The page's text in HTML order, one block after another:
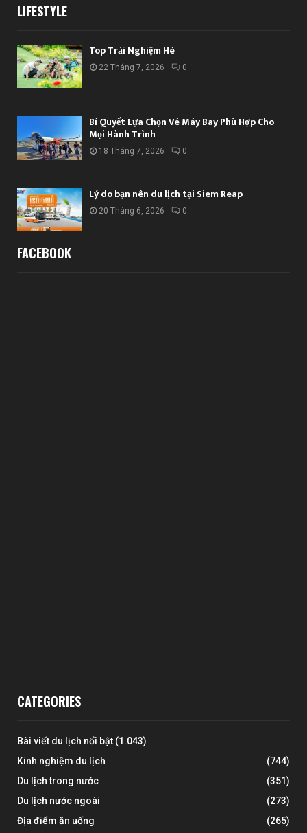
LIFESTYLE
Top Trải Nghiệm Hè
22 Tháng 7, 2026 0
Bí Quyết Lựa Chọn Vé Máy Bay Phù Hợp Cho
Mọi Hành Trình
18 Tháng 7, 2026 0
Lý do bạn nên du lịch tại Siem Reap
20 Tháng 6, 2026 0
FACEBOOK
CATEGORIES
Bài viết du lịch nổi bật (1.043)
Kinh nghiệm du lịch
(744)
Du lịch trong nước
(351)
Du lịch nước ngoài
(273)
Địa điểm ăn uống
(265)